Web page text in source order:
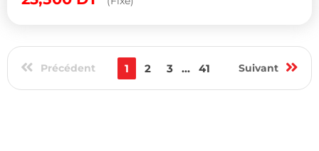
Précédent 1 2 3 ... 41 Suivant